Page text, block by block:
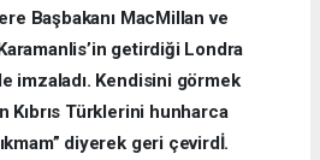
Başbakanı MacMillan ve
getirdiği Londra
imzaladı. Kendisini görmek
Kıbrıs Türklerini hunharca
diyerek geri çevirdİ.